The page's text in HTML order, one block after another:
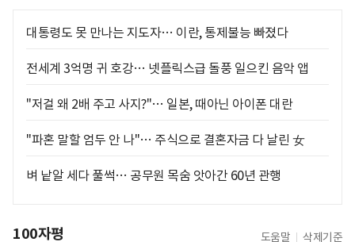
대통령도 못 만나는 지도자… 이란, 통제불능 빠졌다
전세계 3억명 귀 호강… 넷플릭스급 돌풍 일으킨 음악 앱
"저걸 왜 2배 주고 사지?"… 일본, 때아닌 아이폰 대란
"파혼 말할 엄두 안 나"… 주식으로 결혼자금 다 날린 女
벼 낱알 세다 풀썩… 공무원 목숨 앗아간 60년 관행
100자평 도움말 삭제기준